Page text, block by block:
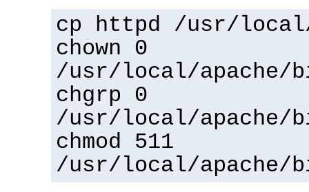
cp httpd /usr/
chown 0
/usr/local/apache/
chgrp 0
/usr/local/apache/
chmod 511
/usr/local/apache/